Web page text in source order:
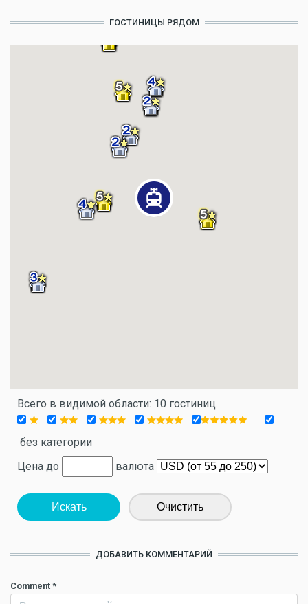
ГОСТИНИЦЫ РЯДОМ
Всего в видимой области: 10 гостиниц.
без категории
Цена до
валюта
Искать Очистить
ДОБАВИТЬ КОММЕНТАРИЙ
Comment *